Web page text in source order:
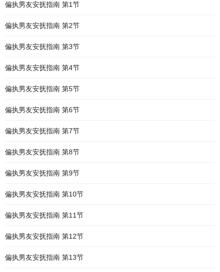
偏执男友安抚指南 第1节
偏执男友安抚指南 第2节
偏执男友安抚指南 第3节
偏执男友安抚指南 第4节
偏执男友安抚指南 第5节
偏执男友安抚指南 第6节
偏执男友安抚指南 第7节
偏执男友安抚指南 第8节
偏执男友安抚指南 第9节
偏执男友安抚指南 第10节
偏执男友安抚指南 第11节
偏执男友安抚指南 第12节
偏执男友安抚指南 第13节